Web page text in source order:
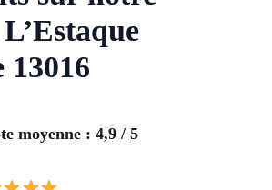
moyenne : 4,9 / 5